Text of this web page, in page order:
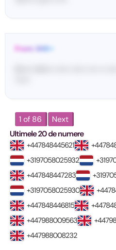
From: SHE••
1 of 86
Next
Ultimele 20 de numere
+447848445621
+3197058025932
+447848447283
+3197058025930
+447848446815
+447988009563
+447988008232